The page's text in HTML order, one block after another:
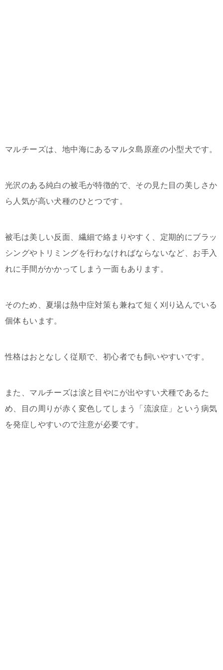
マルチーズは、地中海にあるマルタ島原産の小型犬です。
光沢のある純白の被毛が特徴的で、その見た目の美しさか
ら人気が高い犬種のひとつです。
被毛は美しい反面、繊細で絡まりやすく、定期的にブラッ
シングやトリミングを行わなければならないなど、お手入
れに手間がかかってしまう一面もあります。
そのため、夏場は熱中症対策も兼ねて短く刈り込んでいる
個体もいます。
性格はおとなしく従順で、初心者でも飼いやすいです。
また、マルチーズは涙と目やにが出やすい犬種であるた
め、目の周りが赤く変色してしまう「流涙症」という病気
を発症しやすいので注意が必要です。